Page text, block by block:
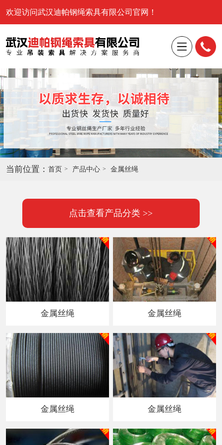
欢迎访问武汉迪帕钢绳索具有限公司官网！
当前位置： 首页 产品中心 金属丝绳
点击查看产品分类 >>
金属丝绳 金属丝绳
金属丝绳 金属丝绳